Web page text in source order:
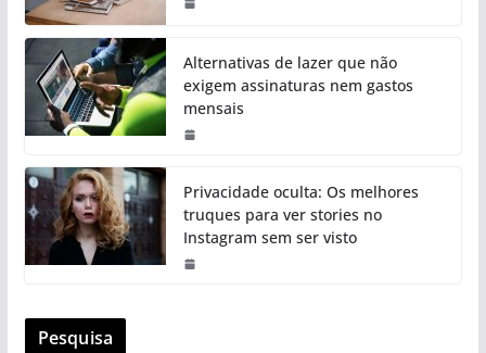
Alternativas de lazer que não
exigem assinaturas nem gastos
mensais
Privacidade oculta: Os melhores
truques para ver stories no
Instagram sem ser visto
Pesquisa